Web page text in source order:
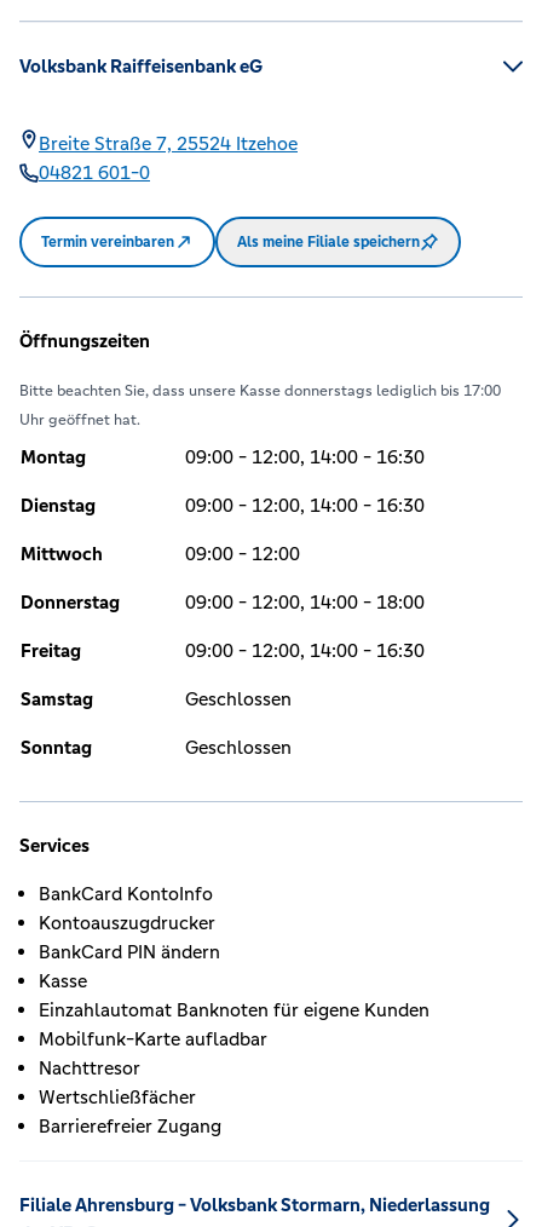
Volksbank Raiffeisenbank eG
Breite Straße 7, 25524 Itzehoe
04821 601-0
Termin vereinbaren Als meine Filiale speichern
Öffnungszeiten
Bitte beachten Sie, dass unsere Kasse donnerstags lediglich bis 17:00
Uhr geöffnet hat.
Montag 09:00 - 12:00, 14:00 - 16:30
Dienstag 09:00 - 12:00, 14:00 - 16:30
Mittwoch 09:00 - 12:00
Donnerstag 09:00 - 12:00, 14:00 - 18:00
Freitag 09:00 - 12:00, 14:00 - 16:30
Samstag Geschlossen
Sonntag Geschlossen
Services
BankCard KontoInfo
Kontoauszugdrucker
BankCard PIN ändern
Kasse
Einzahlautomat Banknoten für eigene Kunden
Mobilfunk-Karte aufladbar
Nachttresor
Wertschließfächer
Barrierefreier Zugang
Filiale Ahrensburg - Volksbank Stormarn, Niederlassung